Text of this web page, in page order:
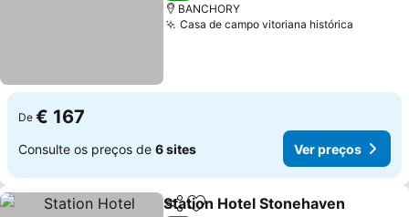
BANCHORY
Casa de campo vitoriana histórica
De € 167
Consulte os preços de 6 sites Ver preços
PartilharAdicionar aos favoritos
Station Hotel Stonehaven